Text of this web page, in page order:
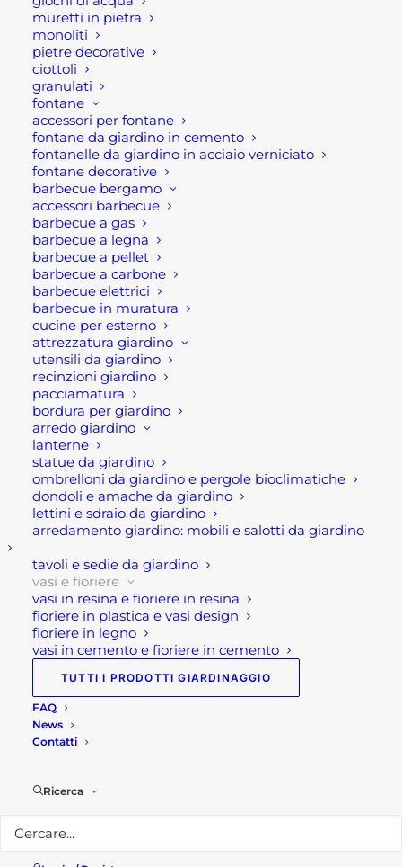
muretti in pietra
monoliti
pietre decorative
ciottoli
granulati
fontane
accessori per fontane
fontane da giardino in cemento
fontanelle da giardino in acciaio verniciato
fontane decorative
barbecue bergamo
accessori barbecue
barbecue a gas
barbecue a legna
barbecue a pellet
barbecue a carbone
barbecue elettrici
barbecue in muratura
cucine per esterno
attrezzatura giardino
utensili da giardino
recinzioni giardino
pacciamatura
bordura per giardino
arredo giardino
lanterne
statue da giardino
ombrelloni da giardino e pergole bioclimatiche
dondoli e amache da giardino
lettini e sdraio da giardino
arredamento giardino: mobili e salotti da giardino
tavoli e sedie da giardino
vasi e fioriere
vasi in resina e fioriere in resina
fioriere in plastica e vasi design
fioriere in legno
vasi in cemento e fioriere in cemento
TUTTI I PRODOTTI GIARDINAGGIO
FAQ
News
Contatti
Ricerca
FIORIERE
Brand
Descrizione
Fioriere in pietra naturale
Fioriere da esterno (o per esterno) o da balcone in
pietra naturale. Questo modello di fioriera da
esterno in pietra naturale è un modello ideale per
tutti coloro che devo completare il loro
giardino . Infatti queste fioriere sono robuste e
resistenti alle intemperie, poichè in granito.
Soprattutto sono perfette per abbellire e decorare
giardini, balconi o terrazze. Infatti, la bellezza della
pietra naturale è indiscutibile con le sue rustiche e
imperfette linee, si possono posizionare le fioriere
Inoltre, questa fioriera in pietra è composta in
pietra naturale granito, resistente agli agenti
atmosferici e durevole nel tempo.
Infine, questa fioriera per esterno e giardino è
disponibile in due misure: 40x40x26 cm e
60x40x26 cm.
Dimensioni: 40x40x26 cm; 60x40x26 cm